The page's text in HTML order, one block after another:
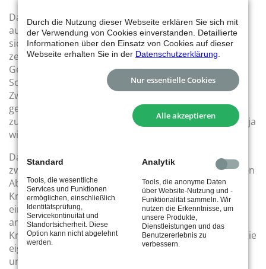
Da die Spalte für Hinausstellungen bislang beim tus
auch in der 53. Minute noch jungfräulich war, fasste
sich Dieter, der bis dato eine tadellose Abwehrarbeit
zeigte, ein Herz, nahm Anlauf und sprang seinem
Gegner zum Huckepack auf den Rücken. Die
Schiedsrichter nahmen die Bitte Dieters nach einer
Zweiminutenstrafe auf, bearbeiteten sie und
gewährten ihm diese letzten Endes. So konnte er
zufrieden mit den Worten „Geht doch! Sonst macht’s ja
wieder keiner!“ den Platz Richtung Bank verlassen.
Das Angriffskapitel schloss Tuscher für den tus mit
zwei wunderschönen platzierten Würfen. In der letzten
Abwehraktion des tus wurde Abwehrbollwerk
Krziwanie noch zum Fortgeschrittenen-Tanzkurs
eingeladen. Nach einer gelungenen Täuschung des
angreifenden Ebersbacher Halbspielers drehte sich
Krziwanie mit einer dreieinhalbfachen Pirouette um die
eigene Achse, verzwirbelte sich dabei sieben Bänder
und 13 Knochen und ging mit Schwindel zu Boden.
Durch die Nutzung dieser Webseite erklären Sie sich mit
der Verwendung von Cookies einverstanden. Detaillierte
Informationen über den Einsatz von Cookies auf dieser
Webseite erhalten Sie in der Datenschutzerklärung
Nur essentielle Cookies
Alle akzeptieren
Standard
Tools, die wesentliche
Services und Funktionen
ermöglichen, einschließlich
Identitätsprüfung,
Servicekontinuität und
Standortsicherheit. Diese
Option kann nicht abgelehnt
werden.
Analytik
Tools, die anonyme Daten
über Website-Nutzung und -
Funktionalität sammeln. Wir
nutzen die Erkenntnisse, um
unsere Produkte,
Dienstleistungen und das
Benutzererlebnis zu
verbessern.